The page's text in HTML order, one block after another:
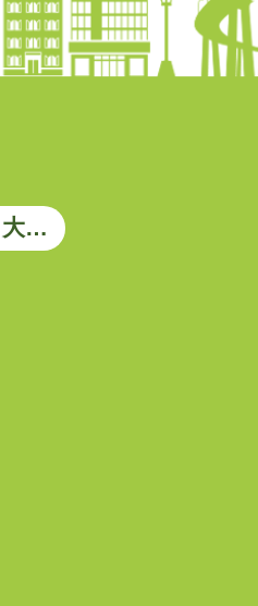
每月大宗資材參考價格